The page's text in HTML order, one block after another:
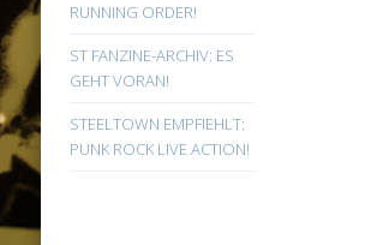
RUNNING ORDER!
ST FANZINE-ARCHIV: ES
GEHT VORAN!
STEELTOWN EMPFIEHLT:
PUNK ROCK LIVE ACTION!